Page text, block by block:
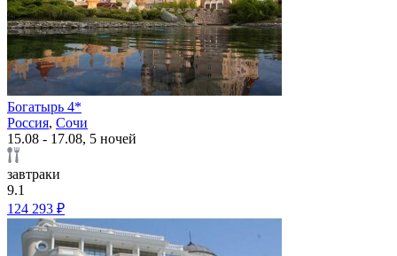
Богатырь 4*
Россия, Сочи
15.08 - 17.08, 5 ночей
завтраки
9.1
124 293 ₽